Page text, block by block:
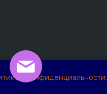
конфиденциальности.